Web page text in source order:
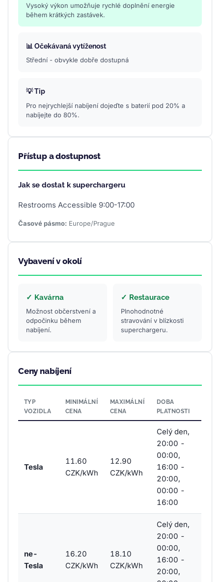
Vysoký výkon umožňuje rychlé doplnění energie
během krátkých zastávek.
📊 Očekávaná vytíženost
Střední - obvykle dobře dostupná
💡 Tip
Pro nejrychlejší nabíjení dojeďte s baterií pod 20% a
nabíjejte do 80%.
Přístup a dostupnost
Jak se dostat k superchargeru
Restrooms Accessible 9:00-17:00
Časové pásmo: Europe/Prague
Vybavení v okolí
✓ Kavárna
Možnost občerstvení a
odpočinku během
nabíjení.
✓ Restaurace
Plnohodnotné
stravování v blízkosti
superchargeru.
Ceny nabíjení
TYP
VOZIDLA
MINIMÁLNÍ
CENA
MAXIMÁLNÍ
CENA
DOBA
PLATNOSTI
Tesla
11.60
CZK/kWh
12.90
CZK/kWh
Celý den,
20:00 -
00:00,
16:00 -
20:00,
00:00 -
16:00
ne-
Tesla
16.20
CZK/kWh
18.10
CZK/kWh
Celý den,
20:00 -
00:00,
16:00 -
20:00,